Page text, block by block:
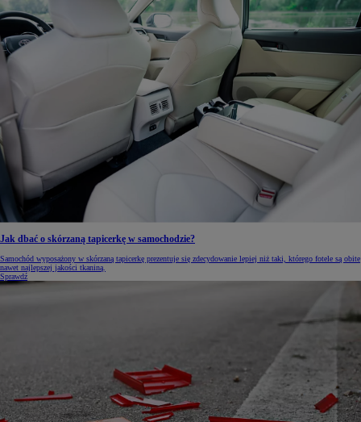
Jak dbać o skórzaną tapicerkę w samochodzie?
Samochód wyposażony w skórzaną tapicerkę prezentuje się zdecydowanie lepiej niż taki, którego fotele są obite
nawet najlepszej jakości tkaniną.
Sprawdź